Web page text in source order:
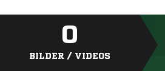
0
BILDER / VIDEOS